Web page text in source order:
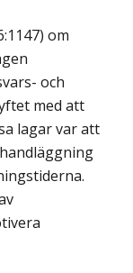
om
och
med att
lagar var att